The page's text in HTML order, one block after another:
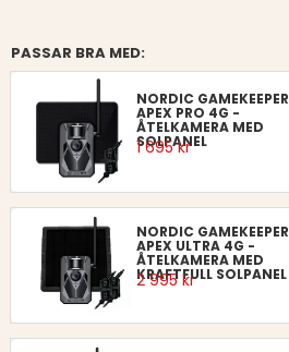
PASSAR BRA MED:
NORDIC GAMEKEEPER
APEX PRO 4G -
ÅTELKAMERA MED
SOLPANEL
1 695 kr
NORDIC GAMEKEEPER
APEX ULTRA 4G -
ÅTELKAMERA MED
KRAFTFULL SOLPANEL
2 995 kr